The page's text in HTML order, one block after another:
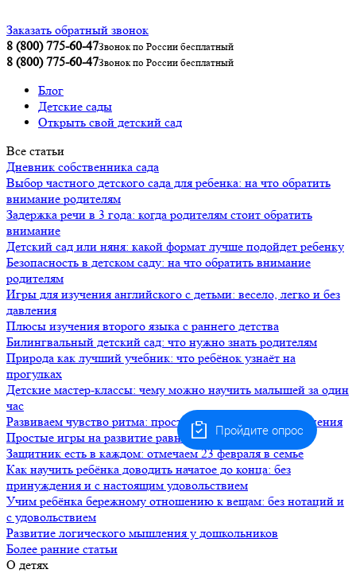
Заказать обратный звонок
8 (800) 775-60-47Звонок по России бесплатный
8 (800) 775-60-47Звонок по России бесплатный
Блог
Детские сады
Открыть свой детский сад
Все статьи
Дневник собственника сада
Выбор частного детского сада для ребенка: на что обратить
внимание родителям
Задержка речи в 3 года: когда родителям стоит обратить
внимание
Детский сад или няня: какой формат лучше подойдет ребенку
Безопасность в детском саду: на что обратить внимание
родителям
Игры для изучения английского с детьми: весело, легко и без
давления
Плюсы изучения второго языка с раннего детства
Билингвальный детский сад: что нужно знать родителям
Природа как лучший учебник: что ребёнок узнаёт на
прогулках
Детские мастер-классы: чему можно научить малышей за один
час
Развиваем чувство ритма: простые музыкальные упражнения
Простые игры на развитие равновесия и координации
Защитник есть в каждом: отмечаем 23 февраля в семье
Как научить ребёнка доводить начатое до конца: без
принуждения и с настоящим удовольствием
Учим ребёнка бережному отношению к вещам: без нотаций и
с удовольствием
Развитие логического мышления у дошкольников
Более ранние статьи
О детях
Пройдите опрос